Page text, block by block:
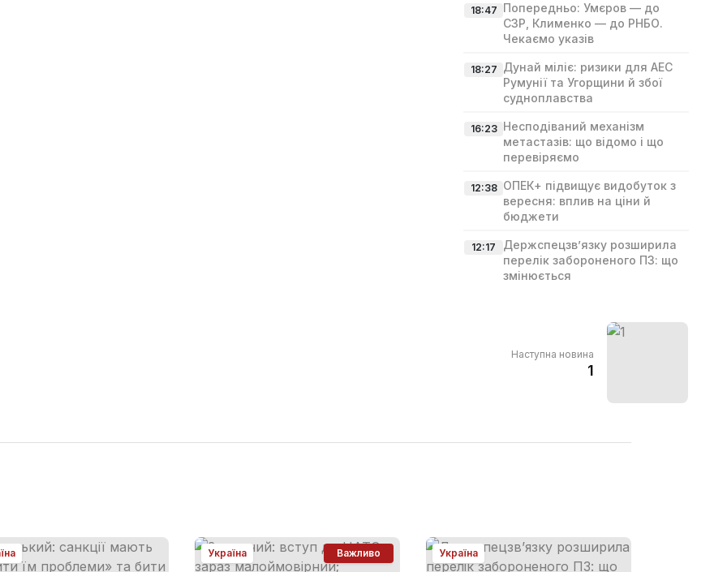
18:47 Попередньо: Умєров — до
СЗР, Клименко — до РНБО.
Чекаємо указів
18:27 Дунай міліє: ризики для АЕС
Румунії та Угорщини й збої
судноплавства
16:23 Несподіваний механізм
метастазів: що відомо і що
перевіряємо
12:38 ОПЕК+ підвищує видобуток з
вересня: вплив на ціни й
бюджети
12:17
Держспецзв’язку розширила
перелік забороненого ПЗ: що
змінюється
Наступна новина
1
Україна Важливо Україна